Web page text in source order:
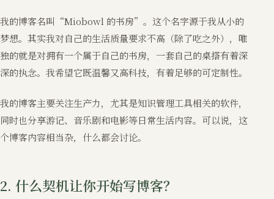
我的博客名叫“Miobowl 的书房”。这个名字源于我从小的
梦想。其实我对自己的生活质量要求不高（除了吃之外），唯
独的就是对拥有一个属于自己的书房，一套自己的桌搭有着深
深的执念。我希望它既温馨又高科技，有着足够的可定制性。
我的博客主要关注生产力，尤其是知识管理工具相关的软件，
同时也分享游记、音乐剧和电影等日常生活内容。可以说，这
个博客内容相当杂，什么都会讨论。
2. 什么契机让你开始写博客？